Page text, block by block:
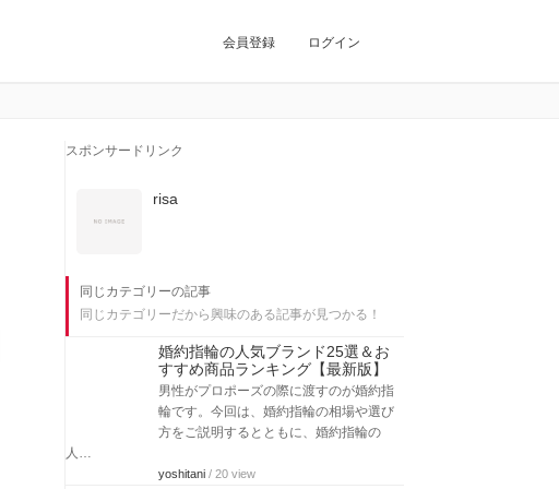
会員登録 ログイン
スポンサードリンク
risa
同じカテゴリーの記事
同じカテゴリーだから興味のある記事が見つかる！
婚約指輪の人気ブランド25選＆お
すすめ商品ランキング【最新版】
男性がプロポーズの際に渡すのが婚約指
輪です。今回は、婚約指輪の相場や選び
方をご説明するとともに、婚約指輪の
人…
yoshitani / 20 view